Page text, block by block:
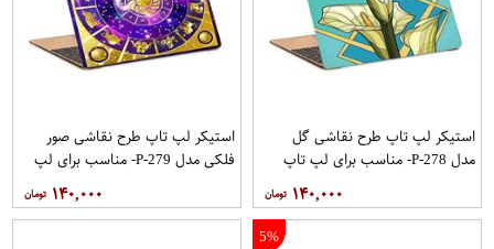
استیکر لپ تاپ طرح نقاشی گل
مدل P-278- مناسب برای لپ تاپ
۱۴۰,۰۰۰
استیکر لپ تاپ طرح نقاشی صور
فلکی مدل P-279- مناسب برای لپ
۱۴۰,۰۰۰
5%